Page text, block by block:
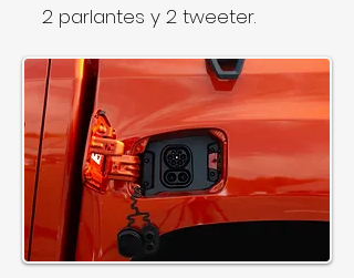
2 parlantes y 2 tweeter.